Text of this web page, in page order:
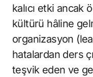
kalıcı etki ancak
kültürü hâline
organizasyon
hatalardan ders
teşvik eden ve